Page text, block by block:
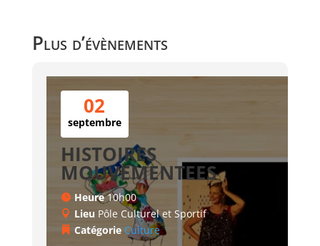
Plus d’évènements
02
septembre
HISTOIRES
MOUVEMENTEES
Heure10h00
Lieu Pôle Culturel et Sportif
Catégorie Culture